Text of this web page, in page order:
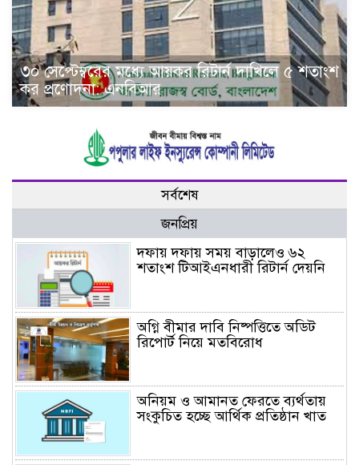
৩০ সেপ্টেম্বরের মধ্যে আয়কর রিটার্ন দাখিলে ৫ শতাংশ
কর প্রণোদনা: এনবিআর
সর্বশেষ
জনপ্রিয়
দফায় দফায় সময় বাড়ালেও ৬২
শতাংশ টিআইএনধারী রিটার্ন দেয়নি
অগ্নি বীমার দাবি নিষ্পত্তিতে অডিট
রিপোর্ট নিয়ে মতবিরোধ
অনিয়ম ও আমানত ফেরতে ব্যর্থতায়
সংকুচিত হচ্ছে আর্থিক প্রতিষ্ঠান খাত